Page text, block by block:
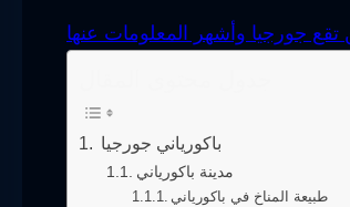
تقع جورجيا وأشهر المعلومات عنها
باكورياني جورجيا
مدينة باكورياني
طبيعة المناخ في باكورياني